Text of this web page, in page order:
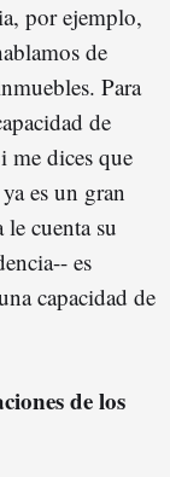
por ejemplo,
de
Para
de
me dices que
es un gran
cuenta su
es
capacidad de
de los